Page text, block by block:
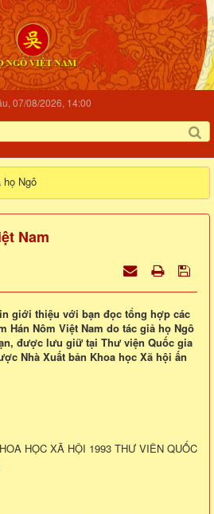
07/08/2026, 14:00
Ngô
Nam
giới thiệu với bạn đọc tổng hợp các
Hán Nôm Việt Nam do tác giả họ Ngô
được lưu giữ tại Thư viện Quốc gia
Nhà Xuất bản Khoa học Xã hội ấn
HỌC XÃ HỘI 1993 THƯ VIÊN QUỐC